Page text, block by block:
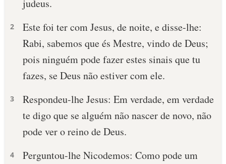
judeus.
2
Este foi ter com Jesus, de noite, e disse-lhe:
Rabi, sabemos que és Mestre, vindo de Deus;
pois ninguém pode fazer estes sinais que tu
fazes, se Deus não estiver com ele.
3
Respondeu-lhe Jesus: Em verdade, em verdade
te digo que se alguém não nascer de novo, não
pode ver o reino de Deus.
4
Perguntou-lhe Nicodemos: Como pode um